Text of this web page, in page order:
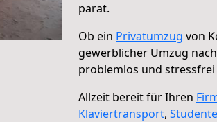
parat.
Ob ein Privatumzug von
gewerblicher Umzug
problemlos und
Allzeit bereit für Ihren
Klaviertransport,